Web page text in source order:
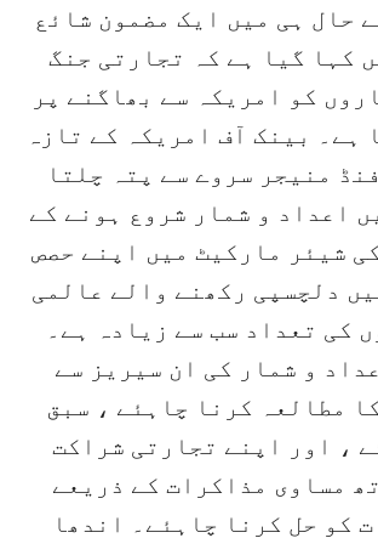
حال ہی میں ایک مضمون شائع
کہا گیا ہے کہ تجارتی جنگ
کو امریکہ سے بھاگنے پر
ہے۔ بینک آف امریکہ کے تازہ
منیجر سروے سے پتہ چلتا
کہ 2001 میں اعداد و شمار شروع ہونے کے
شیئر مارکیٹ میں اپنے حصص
دلچسپی رکھنے والے عالمی
کی تعداد سب سے زیادہ ہے۔
و شمار کی ان سیریز سے
مطالعہ کرنا چاہئے ، سبق
، اور اپنے تجارتی شراکت
مساوی مذاکرات کے ذریعے
کو حل کرنا چاہئے۔ اندھا